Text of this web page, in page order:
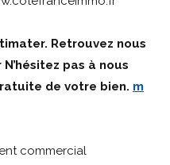
Retrouvez nous
pas à nous
de votre bien. m
commercial